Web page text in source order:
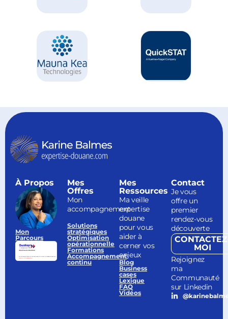
À Propos
Mon
Parcours
Mes
Offres
Mon
accompagnement
Solutions
stratégiques
Optimisation
opérationnelle
Formations
Accompagnement
continu
Mes
Ressources
Ma veille
expertise
douane
pour vous
aider à
cerner vos
enjeux
Blog
Business
cases
Lexique
FAQ
Vidéos
Contact
Je vous
offre un
premier
rendez-vous
découverte
MOI
Rejoignez
ma
Communauté
sur Linkedin